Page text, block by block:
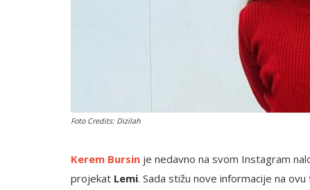
Foto Credits: Dizilah
Kerem Bursin je nedavno na svom Instagram
projekat Lemi. Sada stižu nove informacije na